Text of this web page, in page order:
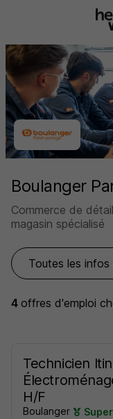
Boulanger
Commerce de
magasin spécialisé
Toutes les infos
4 offres d'emploi
Technicien
H/F
Boulanger